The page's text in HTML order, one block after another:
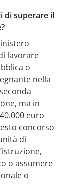
di superare il
lavorare
o
nella
ma in
euro
concorso
di
o assumere
o